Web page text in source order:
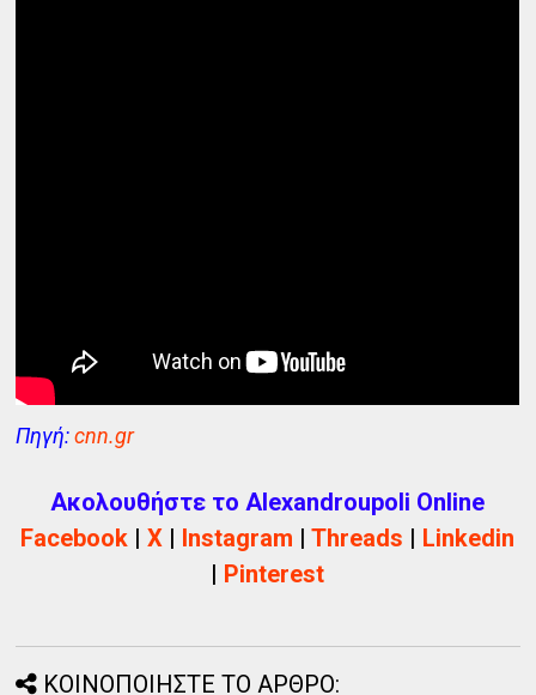
Πηγή:cnn.gr
Ακολουθήστε το Alexandroupoli Online
Facebook |X | Instagram |Threads | Linkedin
| Pinterest
ΚΟΙΝΟΠΟΙΗΣΤΕ ΤΟ ΑΡΘΡΟ: